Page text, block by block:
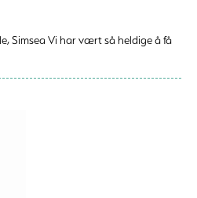
Simsea Vi har vært så heldige å få